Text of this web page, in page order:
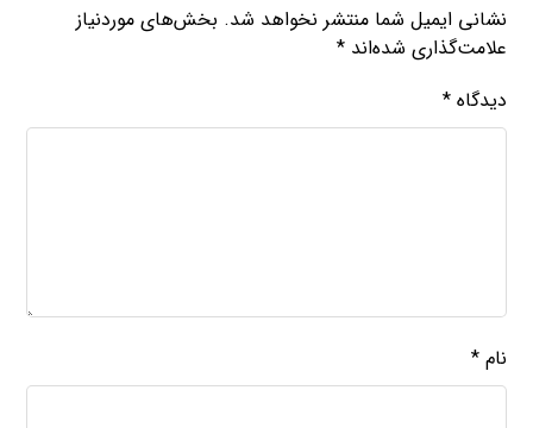
نشانی ایمیل شما منتشر نخواهد شد. بخش‌های موردنیاز
علامت‌گذاری شده‌اند*
دیدگاه*
نام*